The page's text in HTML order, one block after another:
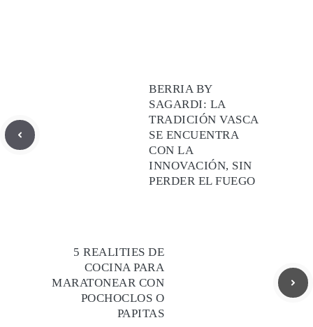
BERRIA BY
SAGARDI: LA
TRADICIÓN VASCA
SE ENCUENTRA
CON LA
INNOVACIÓN, SIN
PERDER EL FUEGO
5 REALITIES DE
COCINA PARA
MARATONEAR CON
POCHOCLOS O
PAPITAS